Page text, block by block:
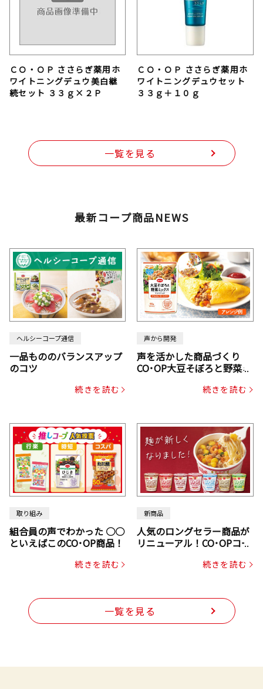
ＣＯ・ＯＰ ささらぎ薬用ホ
ワイトニングデュウ美白継
続セット ３３ｇ×２Ｐ
ＣＯ・ＯＰ ささらぎ薬用ホ
ワイトニングデュウセット
３３ｇ＋１０ｇ
一覧を見る
最新コープ商品NEWS
ヘルシーコープ通信
一品もののバランスアップ
のコツ
続きを読む
声から開発
声を活かした商品づくり
CO･OP大豆そぼろと野菜ミ
じん・コーン入り）続きを読む
取り組み
組合員の声でわかった ○○
といえばこのCO･OP商品！
続きを読む
新商品
人気のロングセラー商品が
リニューアル！CO･OPコー
続きを読む
一覧を見る